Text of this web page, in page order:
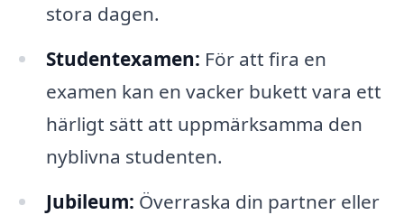
stora dagen.
Studentexamen: För att fira en
examen kan en vacker bukett vara ett
härligt sätt att uppmärksamma den
nyblivna studenten.
Jubileum: Överraska din partner eller